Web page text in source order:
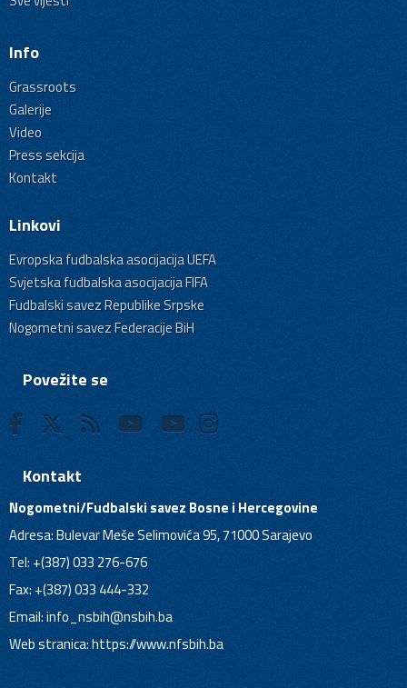
Info
Grassroots
Galerije
Video
Press sekcija
Kontakt
Linkovi
Evropska fudbalska asocijacija UEFA
Svjetska fudbalska asocijacija FIFA
Fudbalski savez Republike Srpske
Nogometni savez Federacije BiH
Povežite se
Kontakt
Nogometni/Fudbalski savez Bosne i Hercegovine
Adresa: Bulevar Meše Selimovića 95, 71000 Sarajevo
Tel: +(387) 033 276-676
Fax: +(387) 033 444-332
Email:info_nsbih@nsbih.ba
Web stranica: https://www.nfsbih.ba